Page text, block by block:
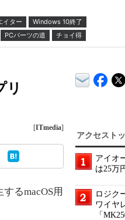
イター
Windows 10終了
PCパーツの道 チョイ得
リ
[ITmedia]
るmacOS用
アクセスト
アイオ
は25万
ロジク
ワイヤ
「